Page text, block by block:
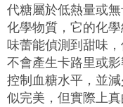
代糖屬於低熱量或無
化學物質，它的化
味蕾能偵測到甜味
不會產生卡路里或
控制血糖水平，並
似完美，但實際上